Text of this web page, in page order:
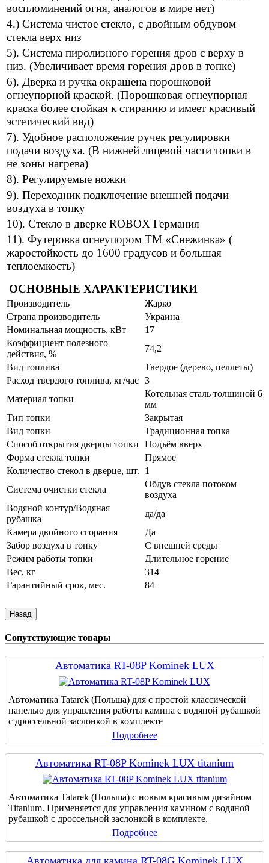
воспломинений огня, аналогов в мире нет)
4.) Система чистое стекло, с двойным обдувом
стекла верх низ
5). Система пиролизного горения дров с верху в
низ. (Увеличивает время горения дров в топке)
6). Дверка и ручка окрашена порошковой
огнеупорной краской. (Порошковая огнеупорная
краска более стойкая к стиранию и имеет красивый
эстетический вид)
7). Удобное расположение ручек регулировки
подачи воздуха. (В нижней лицевой части топки в
не зоны нагрева)
8). Регулируемые ножки
9). Переходник подключение внешней подачи
воздуха в топку
10). Стекло в дверке ROBOX Германия
11). Футеровка огнеупором ТМ «Снежинка» (
жаростойкость до 1600 градусов и большая
теплоемкость)
ОСНОВНЫЕ ХАРАКТЕРИСТИКИ
Производитель
Жарко
Страна производитель
Украина
Номинальная мощность, кВт
17
Коэффициент полезного
действия, %
74,2
Вид топлива
Твердое (дерево, пеллеты)
Расход твердого топлива, кг/час 3
Материал топки
Котельная сталь толщиной 6
мм
Тип топки
Закрытая
Вид топки
Традиционная топка
Способ открытия дверцы топки
Подъём вверх
Форма стекла топки
Прямое
Количество стекол в дверце, шт.
1
Система очистки стекла
Обдув стекла потоком
воздуха
Водяной контур/Водяная
рубашка
да/да
Камера двойного сгорания
Да
Забор воздуха в топку
С внешней среды
Режим работы топки
Длительное горение
Вес, кг
314
Гарантийный срок, мес.
84
Сопутствующие товары
Автоматика RT-08P Kominek LUX
Автоматика Tatarek (Польша) для с простой классической
панелью для управления работы камина с водяной рубашкой
с дроссельной заслонкой в комплекте
Подробнее
Автоматика RT-08P Kominek LUX titanium
Автоматика Tatarek (Польша) с новым красивым дизайном
Titanium. Применяется для управления камином с водяной
рубашкой с дроссельной заслонкой в комплекте.
Подробнее